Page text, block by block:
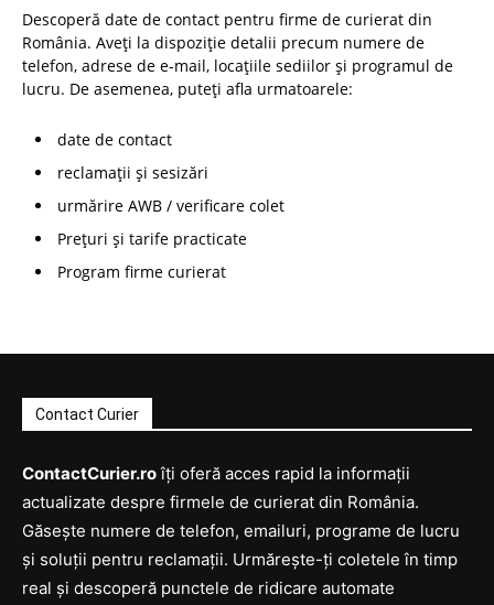
Descoperă date de contact pentru firme de curierat din
România. Aveți la dispoziție detalii precum numere de
telefon, adrese de e-mail, locațiile sediilor și programul de
lucru. De asemenea, puteți afla urmatoarele:
date de contact
reclamații și sesizări
urmărire AWB / verificare colet
Prețuri și tarife practicate
Program firme curierat
Contact Curier
ContactCurier.roîți oferă acces rapid la informații
actualizate despre firmele de curierat din România.
Găsește numere de telefon, emailuri, programe de lucru
și soluții pentru reclamații. Urmărește-ți coletele în timp
real și descoperă punctele de ridicare automate